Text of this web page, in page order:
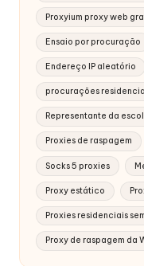
Proxyium proxy web
Ensaio por procuração
Endereço IP aleatório
procurações
Representante da
Proxies de raspagem
Socks 5 proxies
Proxy estático
Proxies residenciais
Proxy de raspagem da